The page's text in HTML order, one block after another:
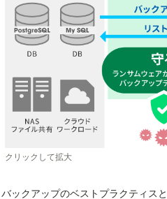
クリックして拡大
バックアップのベストプラクティス